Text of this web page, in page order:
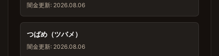
闇金更新: 2026.08.06
つばめ（ツバメ）
闇金更新: 2026.08.06